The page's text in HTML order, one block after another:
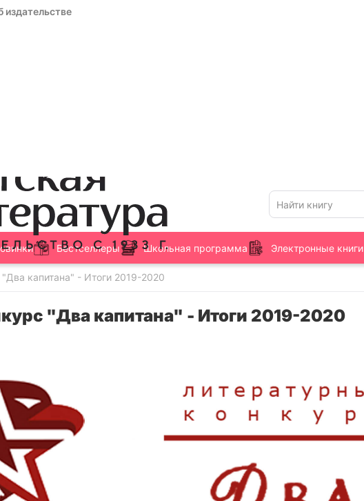
издательстве
Бестселлеры Школьная программа Электронные книги
капитана" - Итоги 2019-2020
"Два капитана" - Итоги 2019-2020